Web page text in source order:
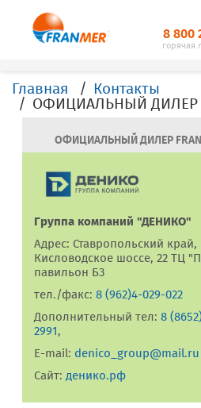
8 800
горячая
Главная
Контакты
ОФИЦИАЛЬНЫЙ ДИЛЕР
Группа компаний "ДЕНИКО"
Адрес: Ставропольский край,
Кисловодское шоссе, 22 ТЦ
павильон Б3
тел./факс: 8 (962)4-029-022
Дополнительный тел: 8
2991,
E-mail: denico_group@mail.ru
Сайт: денико.рф